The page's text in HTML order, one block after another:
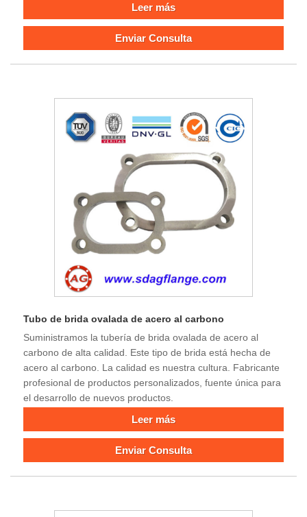
Leer más
Enviar Consulta
Tubo de brida ovalada de acero al carbono
Suministramos la tubería de brida ovalada de acero al
carbono de alta calidad. Este tipo de brida está hecha de
acero al carbono. La calidad es nuestra cultura. Fabricante
profesional de productos personalizados, fuente única para
el desarrollo de nuevos productos.
Leer más
Enviar Consulta